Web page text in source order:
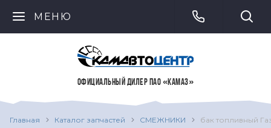
МЕНЮ
ОФИЦИАЛЬНЫЙ ДИЛЕР ПАО «КАМАЗ»
Главная Каталог запчастей СМЕЖНИКИ бак топливный